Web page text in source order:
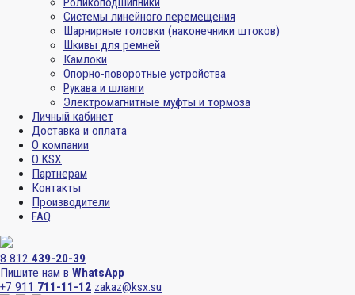
Системы линейного перемещения
Шарнирные головки (наконечники штоков)
Шкивы для ремней
Камлоки
Опорно-поворотные устройства
Рукава и шланги
Электромагнитные муфты и тормоза
Личный кабинет
Доставка и оплата
О компании
О KSX
Партнерам
Контакты
Производители
FAQ
8 812 439-20-39
Пишите нам в WhatsApp
+7 911 711-11-12 zakaz@ksx.su